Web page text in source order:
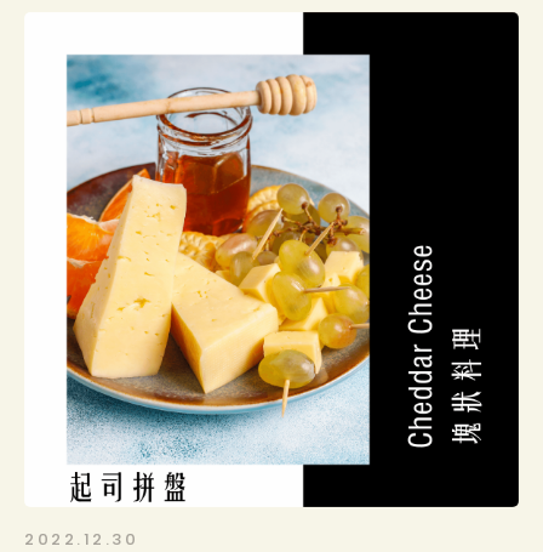
簡介：
這道切達起司麵包盅食譜將美味的American Heritage
Medium Cheddar Cheese和台灣在地蔬菜結合在一
起，打造出一道絕佳的主菜。將麵包切成盅狀，中心
挖空，填入濃郁的切達起司和香菇、洋蔥、青椒等蔬
菜，再進行烤製，讓起司和蔬菜的風味融合在一起，
形成一道口感豐富的料理。這道切達起司麵包盅食譜
不僅外形漂亮，而且非常容易製作，適合與家人或朋
友分享。快試試這道食譜，讓你享受美味的餐點，感
受家庭溫馨！
2022.12.30